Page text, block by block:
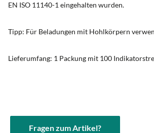
EN ISO 11140-1 eingehalten wurden.
Tipp: Für Beladungen mit Hohlkörpern
Lieferumfang: 1 Packung mit 100
Fragen zum Artikel?